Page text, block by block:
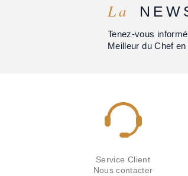
La
Tenez-vous
Meilleur du Chef
Service Client
Nous contacter